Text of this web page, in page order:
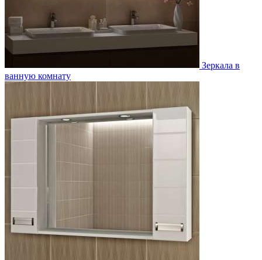
Зеркала в
ванную комнату